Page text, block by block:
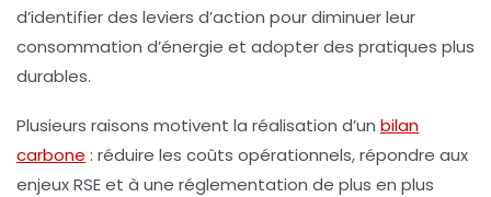
d’identifier des leviers d’action pour diminuer leur
consommation d’énergie et adopter des pratiques plus
durables.
Plusieurs raisons motivent la réalisation d’un bilan
carbone : réduire les coûts opérationnels,répondre aux
enjeux RSEet à une réglementation de plus en plus